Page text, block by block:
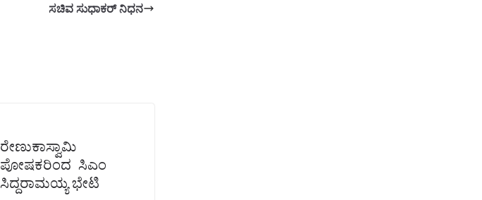
ಸಚಿವ ಸುಧಾಕರ್ ನಿಧನ
ರೇಣುಕಾಸ್ವಾಮಿ
ಪೋಷಕರಿಂದ ಸಿಎಂ
ಸಿದ್ದರಾಮಯ್ಯ ಭೇಟಿ